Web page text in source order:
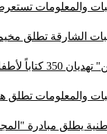
والمعلومات
الشارقة تطلق
الإنسانية"
والمعلومات تطلق
يطلق مبادرة